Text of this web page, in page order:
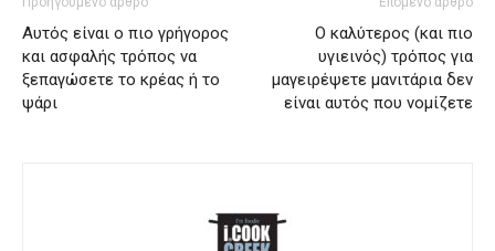
Aυτός είναι ο πιο γρήγορος
και ασφαλής τρόπος να
ξεπαγώσετε το κρέας ή το
ψάρι
Ο καλύτερος (και πιο
υγιεινός) τρόπος για
μαγειρέψετε μανιτάρια δεν
είναι αυτός που νομίζετε